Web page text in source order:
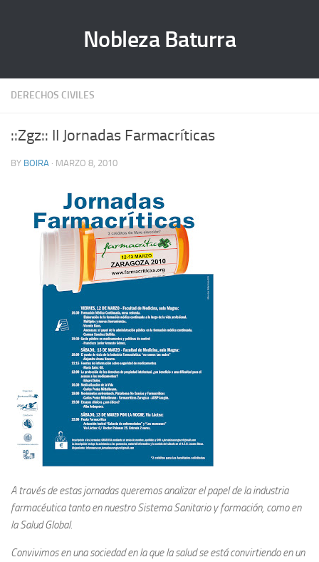
Nobleza Baturra
DERECHOS CIVILES
::Zgz:: II Jornadas Farmacríticas
BY BOIRA · MARZO 8, 2010
A través de estas jornadas queremos analizar el papel de la industria
farmacéutica tanto en nuestro Sistema Sanitario y formación, como en
la Salud Global.
Convivimos en una sociedad en la que la salud se está convirtiendo en un